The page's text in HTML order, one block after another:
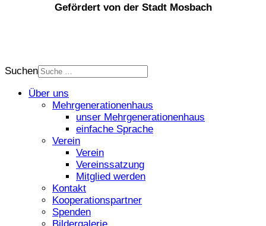
Gefördert von der Stadt Mosbach
Suchen
Über uns
Mehrgenerationenhaus
unser Mehrgenerationenhaus
einfache Sprache
Verein
Verein
Vereinssatzung
Mitglied werden
Kontakt
Kooperationspartner
Spenden